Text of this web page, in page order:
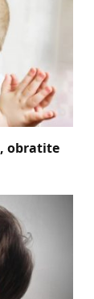
obratite